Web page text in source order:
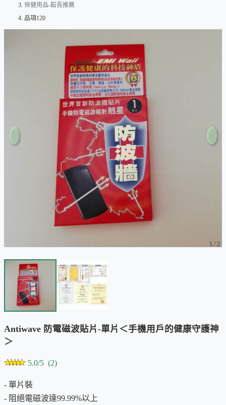
保健用品-館長推薦
品項120
1 /2
Antiwave 防電磁波貼片-單片＜手機用戶的健康守護神
＞
5.0/5 (2)
- 單片裝
- 阻絕電磁波達99.99%以上